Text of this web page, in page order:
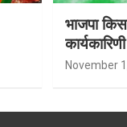
भाजपा
शर्मा बने
November